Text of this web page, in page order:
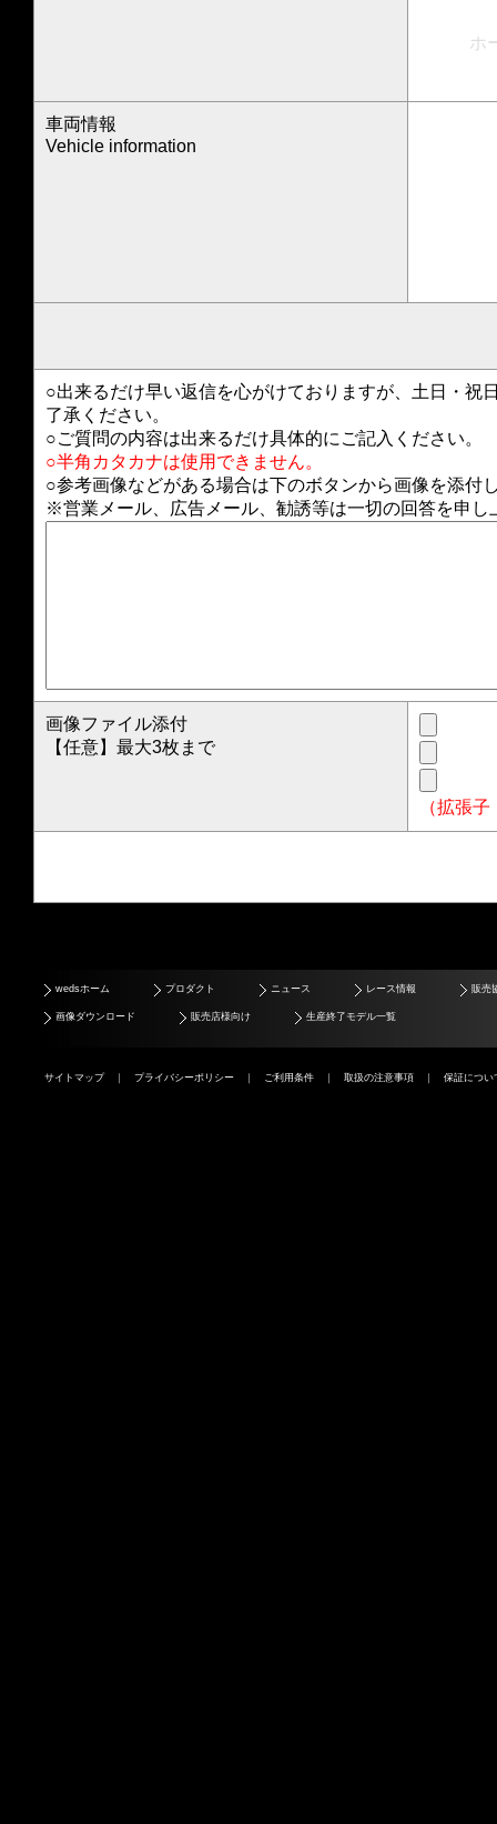
ホ
車両情報
Vehicle information
○出来るだけ早い返信を心がけておりますが、土日・祝
了承ください。
○ご質問の内容は出来るだけ具体的にご記入ください。
○半角カタカナは使用できません。
○参考画像などがある場合は下のボタンから画像を添付
※営業メール、広告メール、勧誘等は一切の回答を申し
画像ファイル添付
【任意】最大3枚まで
（拡張
wedsホーム プロダクト ニュース レース情報 販売
画像ダウンロード 販売店様向け 生産終了モデル一覧
サイトマップ｜ プライバシーポリシー ｜ ご利用条件 ｜ 取扱の注意事項 ｜ 保証につい